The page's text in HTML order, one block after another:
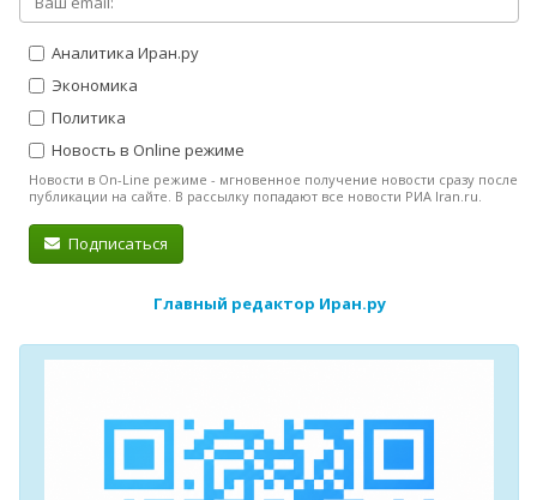
Аналитика Иран.ру
Экономика
Политика
Новость в Online режиме
Новости в On-Line режиме - мгновенное получение новости сразу после
публикации на сайте. В рассылку попадают все новости РИА Iran.ru.
Подписаться
Главный редактор Иран.ру